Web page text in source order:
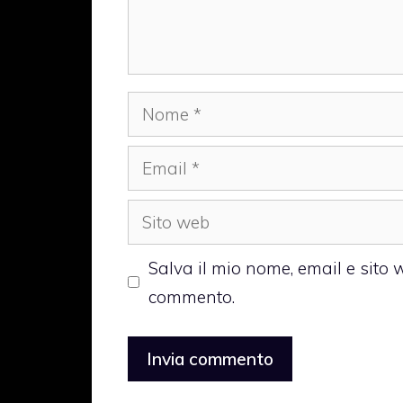
Nome
Email
Sito
web
Salva il mio nome, email e sito
commento.